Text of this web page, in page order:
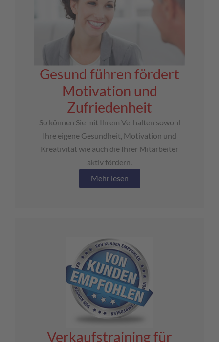
Gesund führen fördert
Motivation und
Zufriedenheit
So können Sie mit Ihrem Verhalten sowohl
Ihre eigene Gesundheit, Motivation und
Kreativität wie auch die Ihrer Mitarbeiter
aktiv fördern.
Mehr lesen
Verkaufstraining für